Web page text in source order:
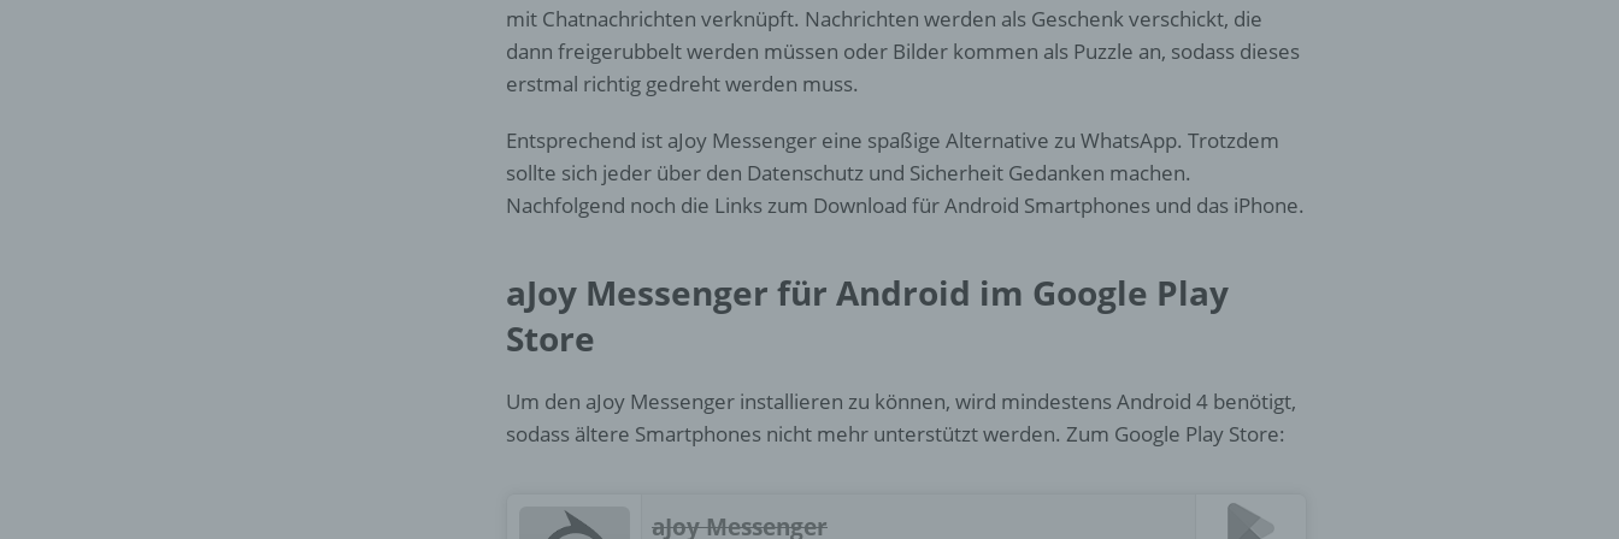
mit Chatnachrichten verknüpft. Nachrichten werden als Geschenk verschickt, die
dann freigerubbelt werden müssen oder Bilder kommen als Puzzle an, sodass dieses
erstmal richtig gedreht werden muss.
Entsprechend ist aJoy Messenger eine spaßige Alternative zu WhatsApp. Trotzdem
sollte sich jeder über den Datenschutz und Sicherheit Gedanken machen.
Nachfolgend noch die Links zum Download für Android Smartphones und das iPhone.
aJoy Messenger für Android im Google Play
Store
Um den aJoy Messenger installieren zu können, wird mindestens Android 4 benötigt,
sodass ältere Smartphones nicht mehr unterstützt werden. Zum Google Play Store:
aJoy Messenger
Einschränkung der Verarbeitung ist die Markierung gespeicherter
personenbezogener Daten mit dem Ziel, ihre künftige Verarbeitung
e) Profiling
personenbezogener Daten, die darin besteht, dass diese
personenbezogenen Daten verwendet werden, um bestimmte
zu bewerten, insbesondere, um Aspekte bezüglich Arbeitsleistung,
Zuverlässigkeit, Verhalten, Aufenthaltsort oder Ortswechsel dieser
natürlichen Person zu analysieren oder vorherzusagen.